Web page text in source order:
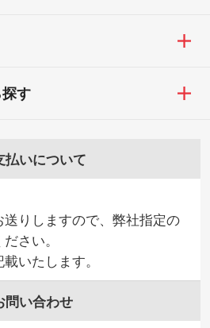
払いについて
りしますので、弊社指定の
さい。
いたします。
問い合わせ
す